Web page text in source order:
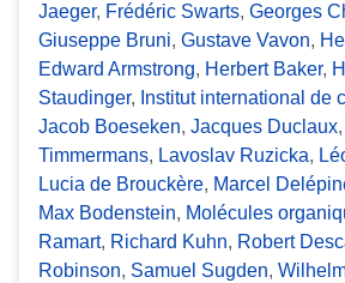
Jaeger, Frédéric Swarts, Georges
Giuseppe Bruni, Gustave Vavon,
Edward Armstrong, Herbert Baker,
Staudinger, Institut international de
Jacob Boeseken, Jacques Duclaux,
Timmermans, Lavoslav Ruzicka,
Lucia de Brouckère, Marcel
Max Bodenstein, Molécules
Ramart, Richard Kuhn, Robert
Robinson, Samuel Sugden,